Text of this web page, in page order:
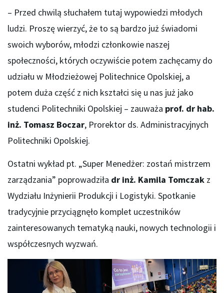
– Przed chwilą słuchałem tutaj wypowiedzi młodych
ludzi. Proszę wierzyć, że to są bardzo już świadomi
swoich wyborów, młodzi członkowie naszej
społeczności, których oczywiście potem zachęcamy do
udziału w Młodzieżowej Politechnice Opolskiej, a
potem duża część z nich kształci się u nas już jako
studenci Politechniki Opolskiej – zauważa prof. dr hab.
inż. Tomasz Boczar, Prorektor ds. Administracyjnych
Politechniki Opolskiej.
Ostatni wykład pt. „Super Menedżer: zostań mistrzem
zarządzania” poprowadziła dr inż. Kamila Tomczak z
Wydziału Inżynierii Produkcji i Logistyki. Spotkanie
tradycyjnie przyciągnęło komplet uczestników
zainteresowanych tematyką nauki, nowych technologii i
współczesnych wyzwań.